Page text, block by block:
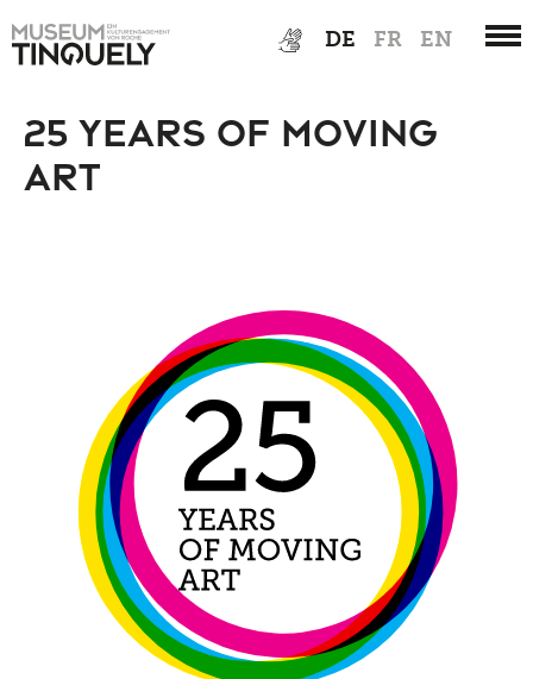
Hauptnavigation
to
DE FR EN
25 Years of Moving
Art